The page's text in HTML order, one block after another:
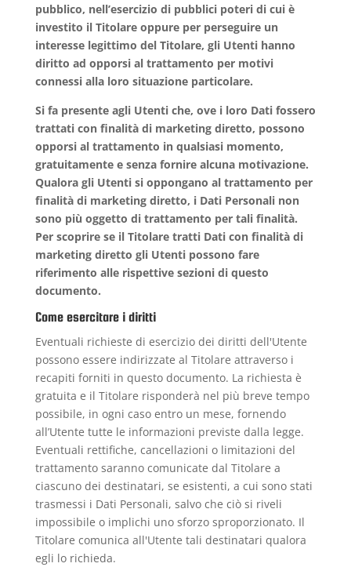
pubblico, nell’esercizio di pubblici poteri di cui è
investito il Titolare oppure per perseguire un
interesse legittimo del Titolare, gli Utenti hanno
diritto ad opporsi al trattamento per motivi
connessi alla loro situazione particolare.
Si fa presente agli Utenti che, ove i loro Dati fossero
trattati con finalità di marketing diretto, possono
opporsi al trattamento in qualsiasi momento,
gratuitamente e senza fornire alcuna motivazione.
Qualora gli Utenti si oppongano al trattamento per
finalità di marketing diretto, i Dati Personali non
sono più oggetto di trattamento per tali finalità.
Per scoprire se il Titolare tratti Dati con finalità di
marketing diretto gli Utenti possono fare
riferimento alle rispettive sezioni di questo
documento.
Come esercitare i diritti
Eventuali richieste di esercizio dei diritti dell'Utente
possono essere indirizzate al Titolare attraverso i
recapiti forniti in questo documento. La richiesta è
gratuita e il Titolare risponderà nel più breve tempo
possibile, in ogni caso entro un mese, fornendo
all’Utente tutte le informazioni previste dalla legge.
Eventuali rettifiche, cancellazioni o limitazioni del
trattamento saranno comunicate dal Titolare a
ciascuno dei destinatari, se esistenti, a cui sono stati
trasmessi i Dati Personali, salvo che ciò si riveli
impossibile o implichi uno sforzo sproporzionato. Il
Titolare comunica all'Utente tali destinatari qualora
egli lo richieda.